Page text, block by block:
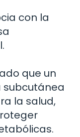
con la
que un
subcutánea
la salud,